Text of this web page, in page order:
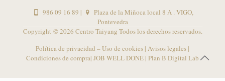
986 09 16 89 |
Plaza de la Miñoca local 8 A . VIGO,
Pontevedra
Copyright ©2026 Centro Taiyang Todos los derechos reservados.
Política de privacidad – Uso de cookies | Avisos legales |
Condiciones de compra| JOB WELL DONE | Plan B Digital Lab